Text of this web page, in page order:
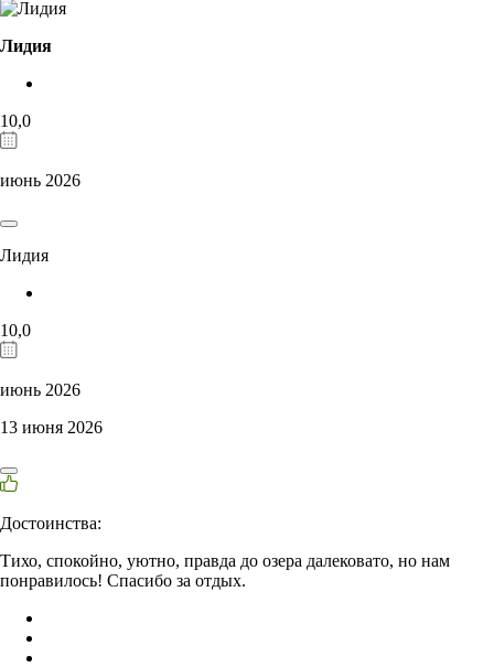
Лидия
10,0
июнь 2026
Лидия
10,0
июнь 2026
13 июня 2026
Достоинства:
Тихо, спокойно, уютно, правда до озера далековато, но нам
понравилось! Спасибо за отдых.